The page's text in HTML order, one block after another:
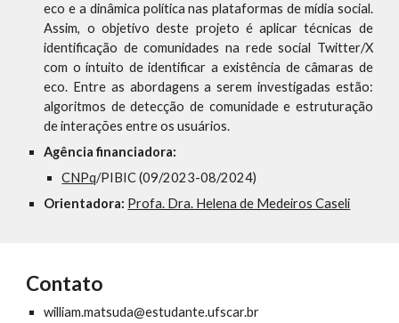
eco e a dinâmica política nas plataformas de mídia social.
Assim, o objetivo deste projeto é aplicar técnicas de
identificação de comunidades na rede social Twitter/X
com o intuito de identificar a existência de câmaras de
eco. Entre as abordagens a serem investigadas estão:
algoritmos de detecção de comunidade e estruturação
de interações entre os usuários.
Agência financiadora:
CNPq/PIBIC (09/2023-08/2024)
Orientadora: Profa. Dra. Helena de Medeiros Caseli
Contato
william.matsuda@estudante.ufscar.br